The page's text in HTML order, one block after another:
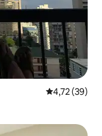
4,72 de uma
4,72 (39)